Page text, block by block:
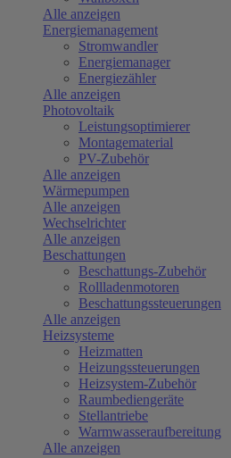
Alle anzeigen
Energiemanagement
Stromwandler
Energiemanager
Energiezähler
Alle anzeigen
Photovoltaik
Leistungsoptimierer
Montagematerial
PV-Zubehör
Alle anzeigen
Wärmepumpen
Alle anzeigen
Wechselrichter
Alle anzeigen
Beschattungen
Beschattungs-Zubehör
Rollladenmotoren
Beschattungssteuerungen
Alle anzeigen
Heizsysteme
Heizmatten
Heizungssteuerungen
Heizsystem-Zubehör
Raumbediengeräte
Stellantriebe
Warmwasseraufbereitung
Alle anzeigen